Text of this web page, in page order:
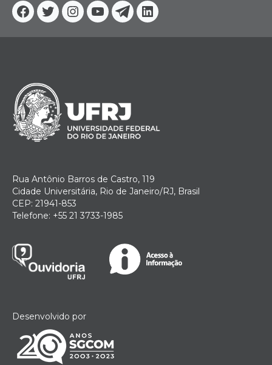
Facebook
TwitterInstagram
YouTube
TelegramLinkedin
Rua Antônio Barros de Castro, 119
Cidade Universitária, Rio de Janeiro/RJ, Brasil
CEP: 21941-853
Telefone: +55 21 3733-1985
Desenvolvido por